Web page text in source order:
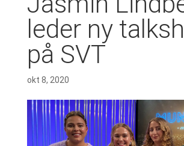
leder ny
på SVT
okt 8, 2020